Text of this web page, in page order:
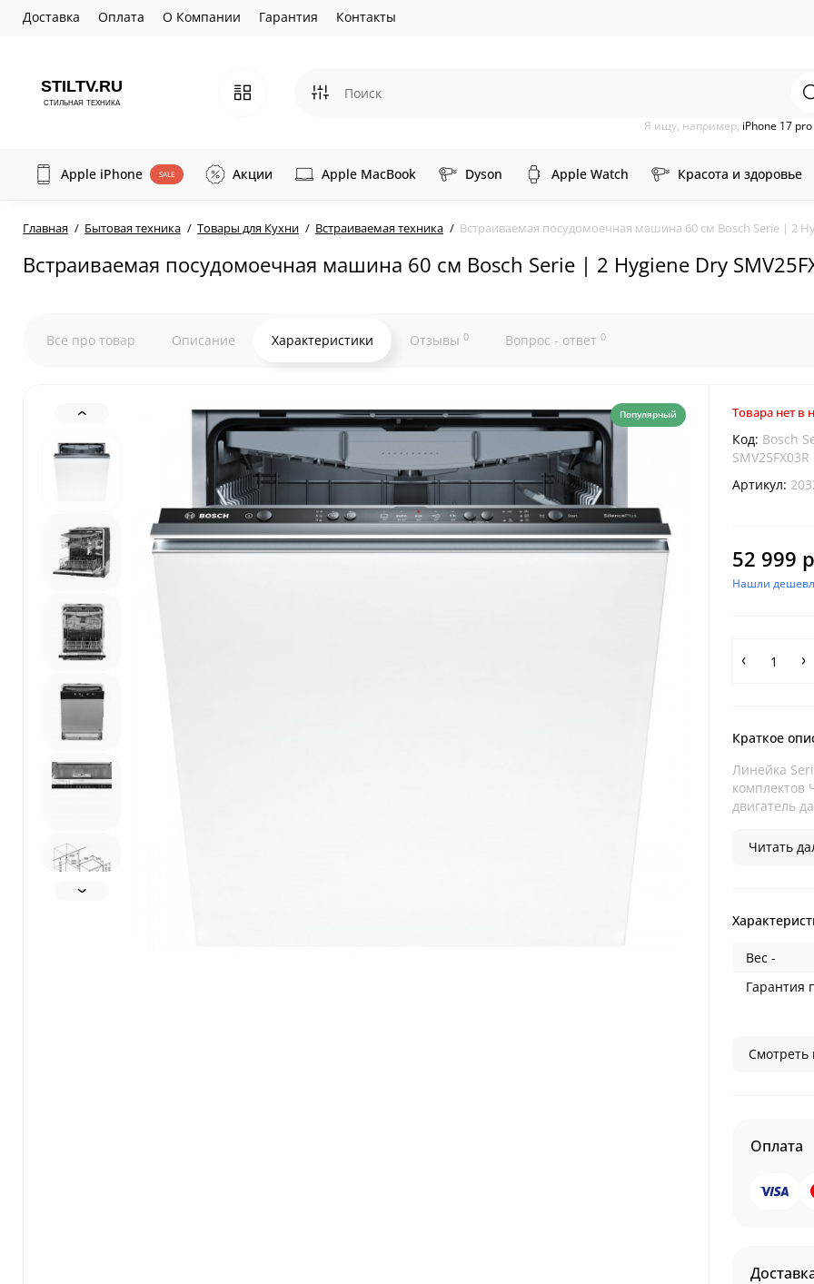
Доставка Оплата О Компании Гарантия Контакты
Я ищу, например, iPhone 17
Apple iPhone SALE Акции Apple MacBook Dyson Apple Watch Красота и здоровье
Главная Бытовая техника Товары для Кухни Встраиваемая техника Встраиваемая посудомоечная машина 60 см Bosch Serie | 2
Встраиваемая посудомоечная машина 60 см Bosch Serie | 2 Hygiene Dry
Все про товар Описание Характеристики Отзывы 0 Вопрос - ответ 0
Популярный Товара нет в
Код: Bosch
SMV25FX03R
Артикул:
52 999
Нашли
Краткое
Линейка
комплектов
двигатель
Читать
Вес -
Гарантия
Смотреть
Оплата